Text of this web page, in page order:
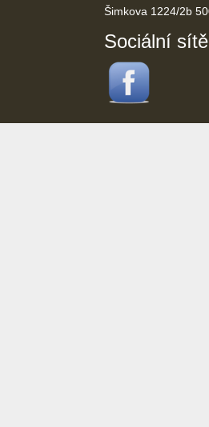
Šimkova 1224/2b
Sociální sítě